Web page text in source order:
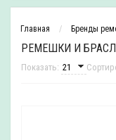
Главная Бренды
РЕМЕШКИ И
Показать: